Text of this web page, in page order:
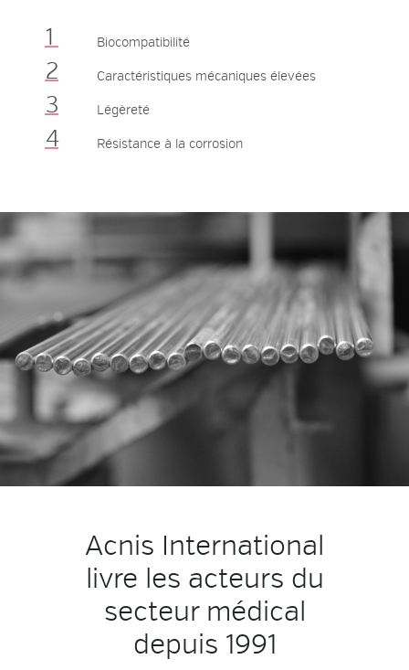
Biocompatibilité
Caractéristiques mécaniques élevées
Légèreté
Résistance à la corrosion
Acnis International
livre les acteurs du
secteur médical
depuis 1991